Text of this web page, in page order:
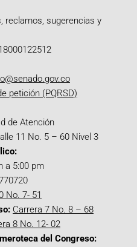
reclamos, sugerencias y
petición (PQRSD)
de Atención
11 No. 5 – 60 Nivel 3
a 5:00 pm
No. 7- 51
Carrera 7 No. 8 – 68
8 No. 12- 02
del Congreso: